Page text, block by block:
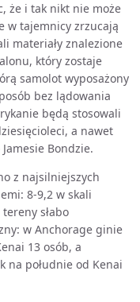
że i tak nikt nie może
w tajemnicy zrzucają
materiały znalezione
który zostaje
samolot wyposażony
bez lądowania
będą stosowali
a nawet
Bondzie.
z najsilniejszych
8-9,2 w skali
słabo
w Anchorage ginie
13 osób, a
na południe od Kenai